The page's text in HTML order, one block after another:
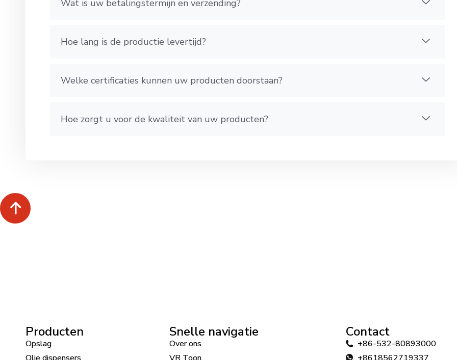
Wat is uw betalingstermijn en verzending?
Hoe lang is de productie levertijd?
Welke certificaties kunnen uw producten doorstaan?
Hoe zorgt u voor de kwaliteit van uw producten?
Producten
Opslag
Snelle navigatie
Over ons
Contact
+86-532-80893000